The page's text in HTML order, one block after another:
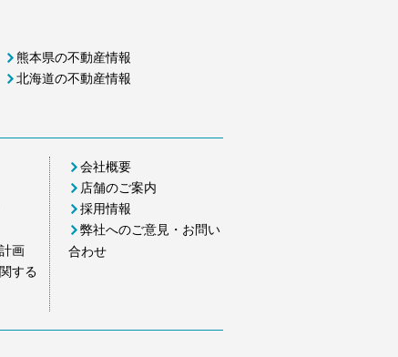
熊本県の不動産情報
北海道の不動産情報
画
する
会社概要
店舗のご案内
採用情報
弊社へのご意見・お問い
合わせ